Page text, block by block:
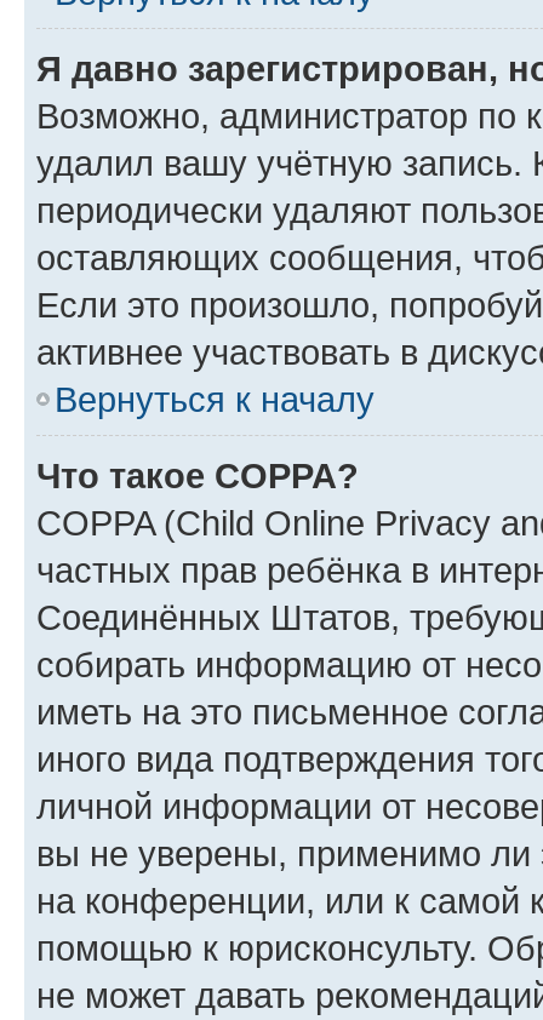
Я давно зарегистрирован,
Возможно, администратор по
удалил вашу учётную запись.
периодически удаляют
оставляющих сообщения,
Если это произошло,
активнее участвовать в
Вернуться к началу
Что такое COPPA?
COPPA (Child Online Privacy
частных прав ребёнка в
Соединённых Штатов,
собирать информацию от
иметь на это письменное
иного вида подтверждения
личной информации от
вы не уверены, применимо ли
на конференции, или к самой
помощью к юрисконсульту.
не может давать